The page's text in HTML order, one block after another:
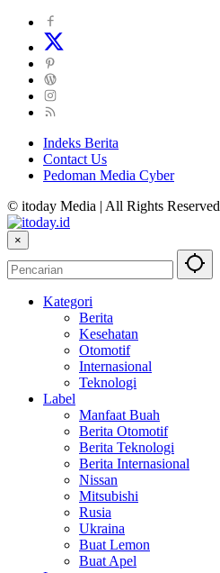
Indeks Berita
Contact Us
Pedoman Media Cyber
© itoday Media | All Rights Reserved
×
Kategori
Berita
Kesehatan
Otomotif
Internasional
Teknologi
Label
Manfaat Buah
Berita Otomotif
Berita Teknologi
Berita Internasional
Nissan
Mitsubishi
Rusia
Ukraina
Buat Lemon
Buat Apel